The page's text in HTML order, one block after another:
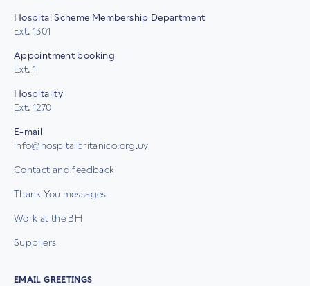
Hospital Scheme Membership Department
Ext. 1301
Appointment booking
Ext. 1
Hospitality
Ext. 1270
E-mail
info@hospitalbritanico.org.uy
Contact and feedback
Thank You messages
Work at the BH
Suppliers
EMAIL GREETINGS